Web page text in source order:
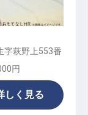
字萩野上553番
円
しく見る